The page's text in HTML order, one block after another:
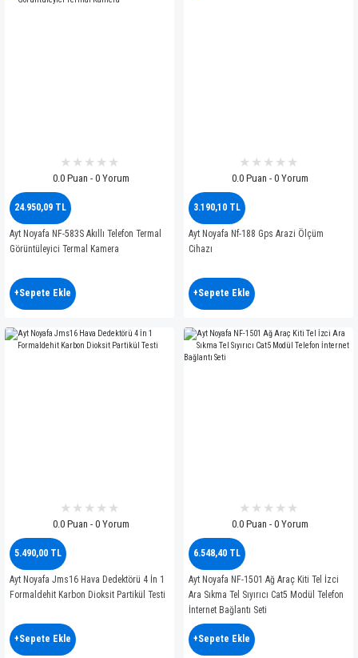
0.0 Puan - 0 Yorum
24.950,09 TL
Ayt Noyafa NF-583S Akıllı Telefon Termal
Görüntüleyici Termal Kamera
+Sepete Ekle
0.0 Puan - 0 Yorum
3.190,10 TL
Ayt Noyafa Nf-188 Gps Arazi Ölçüm
Cihazı
+Sepete Ekle
0.0 Puan - 0 Yorum
5.490,00 TL
Ayt Noyafa Jms16 Hava Dedektörü 4 İn 1
Formaldehit Karbon Dioksit Partikül Testi
+Sepete Ekle
0.0 Puan - 0 Yorum
6.548,40 TL
Ayt Noyafa NF-1501 Ağ Araç Kiti Tel İzci
Ara Sıkma Tel Sıyırıcı Cat5 Modül Telefon
İnternet Bağlantı Seti
+Sepete Ekle